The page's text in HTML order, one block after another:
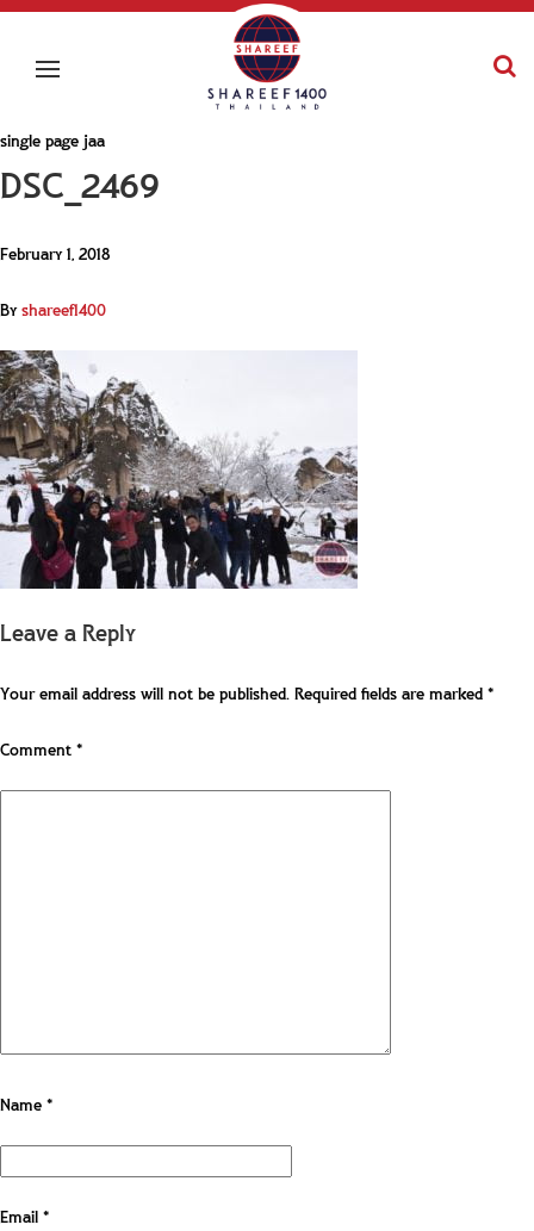
single page jaa
DSC_2469
February 1, 2018
Byshareef1400
Leave a Reply
Your email address will not be published.Required fields are marked*
Comment*
Name*
Email*